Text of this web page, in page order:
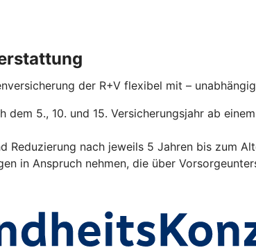
der R+V flexibel mit –
dem 5., 10. und 15. Versicherungsjahr ab
Reduzierung nach jeweils 5 Jahren bis zum
in Anspruch nehmen, die über